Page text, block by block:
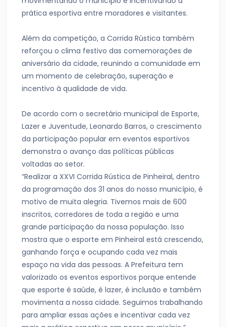
prática esportiva entre moradores e visitantes.
Além da competição, a Corrida Rústica também
reforçou o clima festivo das comemorações de
aniversário da cidade, reunindo a comunidade em
um momento de celebração, superação e
incentivo à qualidade de vida.
De acordo com o secretário municipal de Esporte,
Lazer e Juventude, Leonardo Barros, o crescimento
da participação popular em eventos esportivos
demonstra o avanço das políticas públicas
voltadas ao setor.
“Realizar a XXVI Corrida Rústica de Pinheiral, dentro
da programação dos 31 anos do nosso município, é
motivo de muita alegria. Tivemos mais de 600
inscritos, corredores de toda a região e uma
grande participação da nossa população. Isso
mostra que o esporte em Pinheiral está crescendo,
ganhando força e ocupando cada vez mais
espaço na vida das pessoas. A Prefeitura tem
valorizado os eventos esportivos porque entende
que esporte é saúde, é lazer, é inclusão e também
movimenta a nossa cidade. Seguimos trabalhando
para ampliar essas ações e incentivar cada vez